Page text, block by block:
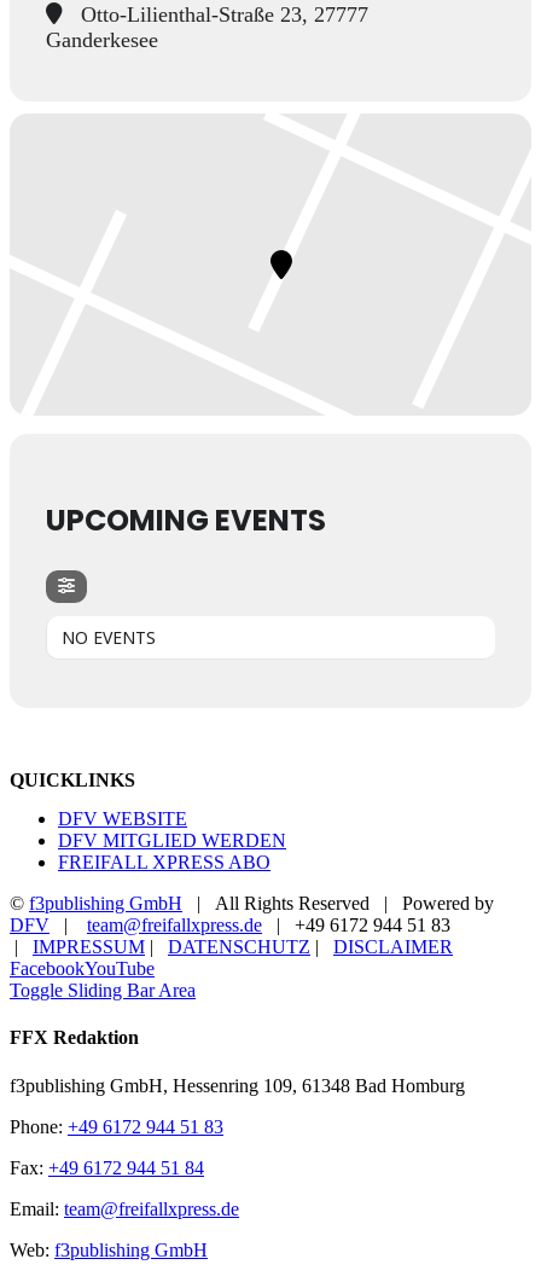
Otto-Lilienthal-Straße 23, 27777
Ganderkesee
UPCOMING EVENTS
NO EVENTS
QUICKLINKS
DFV WEBSITE
DFV MITGLIED WERDEN
FREIFALL XPRESS ABO
© f3publishing GmbH | All Rights Reserved | Powered by
DFV | team@freifallxpress.de | +49 6172 944 51 83
| IMPRESSUM | DATENSCHUTZ | DISCLAIMER
FacebookYouTube
Toggle Sliding Bar Area
FFX Redaktion
f3publishing GmbH, Hessenring 109, 61348 Bad Homburg
Phone: +49 6172 944 51 83
Fax: +49 6172 944 51 84
Email: team@freifallxpress.de
Web: f3publishing GmbH